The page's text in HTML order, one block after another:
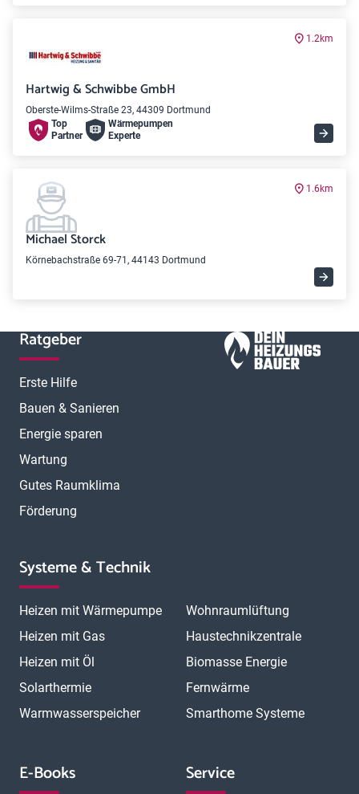
1.2km
Hartwig & Schwibbe GmbH
Oberste-Wilms-Straße 23, 44309 Dortmund
Top
Partner
Wärme­pumpen
Experte
1.6km
Michael Storck
Körnebachstraße 69-71, 44143 Dortmund
Ratgeber
Erste Hilfe
Bauen & Sanieren
Energie sparen
Wartung
Gutes Raumklima
Förderung
Systeme & Technik
Heizen mit Wärmepumpe
Heizen mit Gas
Heizen mit Öl
Solarthermie
Warmwasserspeicher
Wohnraumlüftung
Haustechnikzentrale
Biomasse Energie
Fernwärme
Smarthome Systeme
E-Books Service